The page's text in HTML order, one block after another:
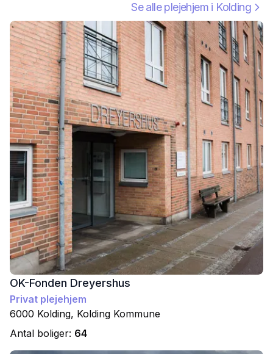
Se alle plejehjem i Kolding
OK-Fonden Dreyershus
Privat plejehjem
6000 Kolding, Kolding Kommune
Antal boliger: 64